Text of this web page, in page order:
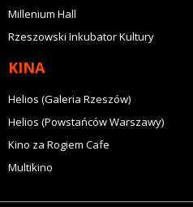
Millenium Hall
Rzeszowski Inkubator Kultury
KINA
Helios (Galeria Rzeszów)
Helios (Powstańców Warszawy)
Kino za Rogiem Cafe
Multikino